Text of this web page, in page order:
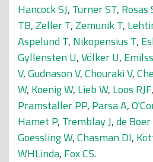
Hancock SJ, Turner ST, Rosas
TB,Zeller T,Zemunik T,
Aspelund T, Nikopensius T,
Gyllensten U,Völker U,
V,Gudnason V,Chouraki V,
W, Koenig W, Lieb W, Loos RJF,
Pramstaller PP, Parsa A,
Hamet P, Tremblay J,de
Goessling W,Chasman DI,
WHLinda, Fox CS.